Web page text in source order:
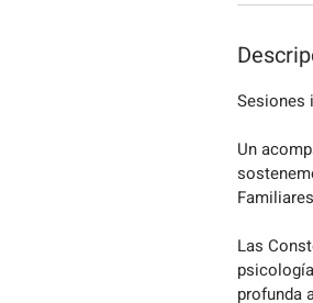
Sesiones
Un
Las
profunda